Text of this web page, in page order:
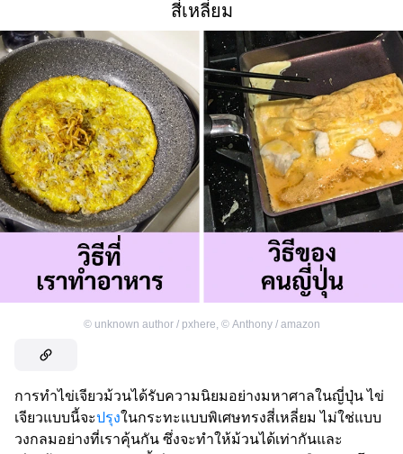
สี่เหลี่ยม
© unknown author / pxhere, © Anthony / amazon
การทำไข่เจียวม้วนได้รับความนิยมอย่างมหาศาลในญี่ปุ่น ไข่
เจียวแบบนี้จะปรุงในกระทะแบบพิเศษทรงสี่เหลี่ยม ไม่ใช่แบบ
วงกลมอย่างที่เราคุ้นกัน ซึ่งจะทำให้ม้วนได้เท่ากันและ